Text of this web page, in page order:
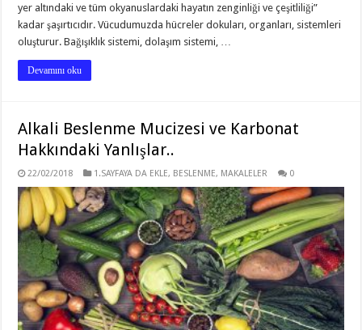
yer altındaki ve tüm okyanuslardaki hayatın zenginliği ve çeşitliliği”
kadar şaşırtıcıdır. Vücudumuzda hücreler dokuları, organları, sistemleri
oluşturur. Bağışıklık sistemi, dolaşım sistemi, …
Devamını oku
Alkali Beslenme Mucizesi ve Karbonat
Hakkındaki Yanlışlar..
22/02/2018 1.SAYFAYA DA EKLE, BESLENME, MAKALELER 0